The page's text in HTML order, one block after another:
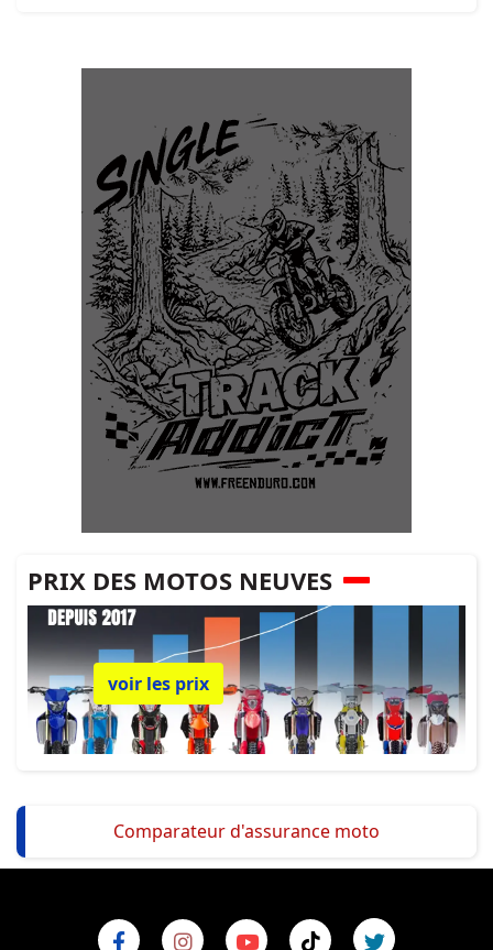
PRIX DES MOTOS NEUVES
voir les prix
Comparateur d'assurance moto